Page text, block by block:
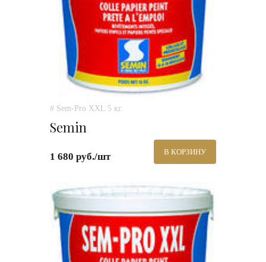
# Sem-Pro XXL 5 кг.
Semin
1 680 руб./шт В КОРЗИНУ